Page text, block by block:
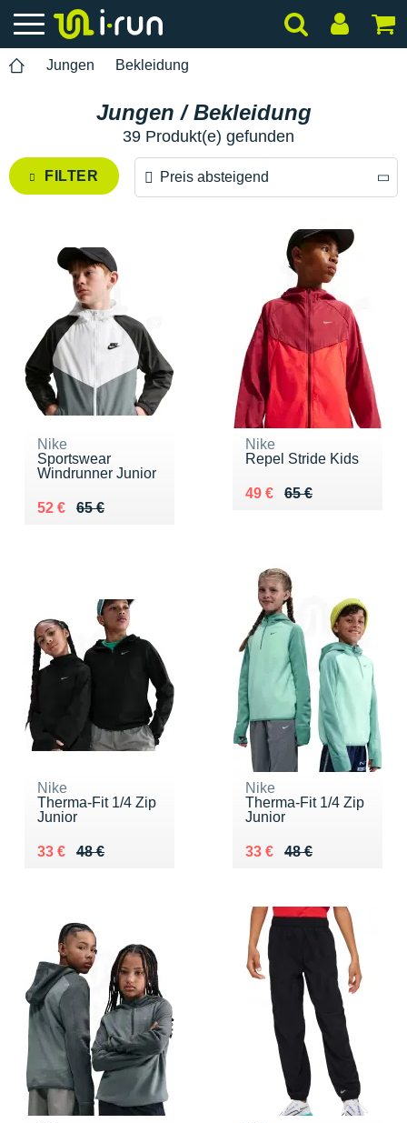
Jungen Bekleidung
Jungen / Bekleidung
39 Produkt(e) gefunden
FILTER Preis absteigend
Nike
Sportswear
Windrunner Junior
65 €
Au lieu de 65 €
52 €
Vendu 52 €
Nike
Repel Stride Kids
65 €
Au lieu de 65 €
49 €
Vendu 49 €
Nike
Therma-Fit 1/4 Zip
Junior
48 €
Au lieu de 48 €
33 €
Vendu 33 €
Nike
Therma-Fit 1/4 Zip
Junior
48 €
Au lieu de 48 €
33 €
Vendu 33 €